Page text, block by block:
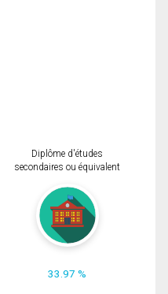
Diplôme d'études
secondaires ou équivalent
33.97 %